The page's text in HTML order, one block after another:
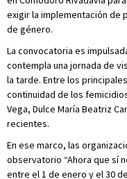
exigir la implementación de
de género.
La convocatoria es
contempla una jornada de
la tarde. Entre los
continuidad de los
Vega, Dulce María Beatriz
recientes.
En ese marco, las
observatorio “Ahora que sí
entre el 1 de enero y el 30